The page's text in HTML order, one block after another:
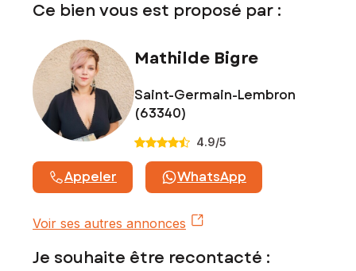
Honoraires charge vendeur
Contactez votre conseiller SAFTI : Mathilde BIGRE, Tél. : 06
66 72 08 02, E-mail : mathilde.bigre@safti.fr - EI - Agent
commercial immatriculé au RSAC de CLERMONT-FERRAND
sous le numéro 882 623 853
Ce bien vous est proposé par :
Mathilde Bigre
Saint-Germain-Lembron
(63340)
4.9/5
Appeler WhatsApp
Voir ses autres annonces
Je souhaite être recontacté :